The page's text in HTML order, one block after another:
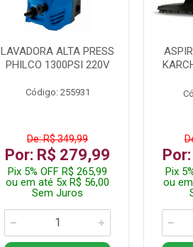
LAVADORA ALTA PRESS
PHILCO 1300PSI 220V
Código: 255931
De: R$ 349,99
Por: R$ 279,99
Pix 5% OFF R$ 265,99
ou em até 5x R$ 56,00
Sem Juros
Pix
ou